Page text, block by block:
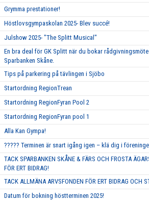
Grymma prestationer!
Höstlovsgympaskolan 2025- Blev succé!
Julshow 2025- "The Splitt Musical"
En bra deal för GK Splitt när du bokar
Sparbanken Skåne.
Tips på parkering på tävlingen i Sjöbo
Startordning RegionTrean
Startordning RegionFyran Pool 2
Startordning RegionFyran pool 1
Alla Kan Gympa!
????? Terminen är snart igång igen – klä dig i
TACK SPARBANKEN SKÅNE & FÄRS OCH FROSTA
FÖR ERT BIDRAG!
TACK ALLMÄNA ARVSFONDEN FÖR ERT BIDRAG OCH
Datum för bokning höstterminen 2025!